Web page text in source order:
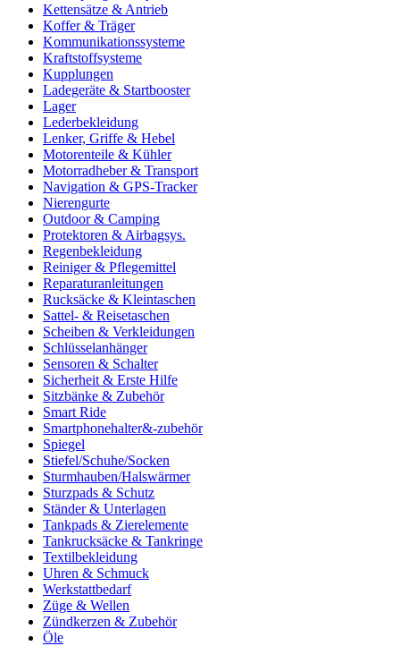
Kettensätze & Antrieb
Koffer & Träger
Kommunikationssysteme
Kraftstoffsysteme
Kupplungen
Ladegeräte & Startbooster
Lager
Lederbekleidung
Lenker, Griffe & Hebel
Motorenteile & Kühler
Motorradheber & Transport
Navigation & GPS-Tracker
Nierengurte
Outdoor & Camping
Protektoren & Airbagsys.
Regenbekleidung
Reiniger & Pflegemittel
Reparaturanleitungen
Rucksäcke & Kleintaschen
Sattel- & Reisetaschen
Scheiben & Verkleidungen
Schlüsselanhänger
Sensoren & Schalter
Sicherheit & Erste Hilfe
Sitzbänke & Zubehör
Smart Ride
Smartphonehalter&-zubehör
Spiegel
Stiefel/Schuhe/Socken
Sturmhauben/Halswärmer
Sturzpads & Schutz
Ständer & Unterlagen
Tankpads & Zierelemente
Tankrucksäcke & Tankringe
Textilbekleidung
Uhren & Schmuck
Werkstattbedarf
Züge & Wellen
Zündkerzen & Zubehör
Öle